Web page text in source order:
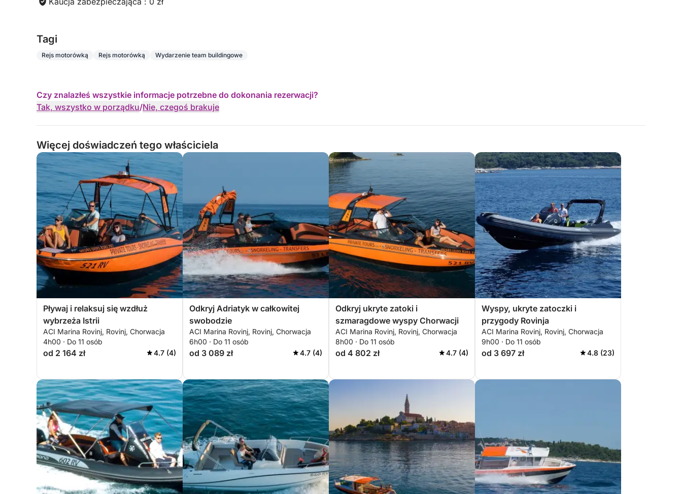
Tagi
Rejs motorówką Rejs motorówką Wydarzenie team buildingowe
Czy znalazłeś wszystkie informacje potrzebne do dokonania rezerwacji?
Tak, wszystko w porządku/Nie, czegoś brakuje
Więcej doświadczeń tego właściciela
Pływaj i relaksuj się wzdłuż
wybrzeża Istrii
ACI Marina Rovinj, Rovinj, Chorwacja
4h00 · Do 11 osób
od 2 164 zł 4.7 (4)
Odkryj Adriatyk w całkowitej
swobodzie
ACI Marina Rovinj, Rovinj, Chorwacja
6h00 · Do 11 osób
od 3 089 zł 4.7 (4)
Odkryj ukryte zatoki i
szmaragdowe wyspy Chorwacji
ACI Marina Rovinj, Rovinj, Chorwacja
8h00 · Do 11 osób
od 4 802 zł 4.7 (4)
Wyspy, ukryte zatoczki i
przygody Rovinja
ACI Marina Rovinj, Rovinj, Chorwacja
9h00 · Do 11 osób
od 3 697 zł 4.8 (23)